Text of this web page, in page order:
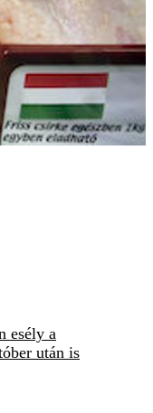
esély a
után is